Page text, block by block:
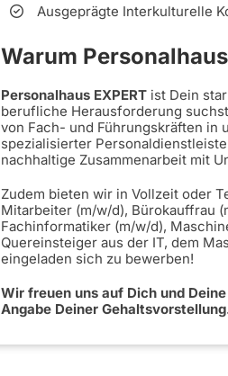
Ausgeprägte Interkulturelle
Warum
Personalhaus EXPERT ist Dein
berufliche Herausforderung
von Fach- und Führungskräften in
spezialisierter
nachhaltige Zusammenarbeit mit
Zudem bieten wir in Vollzeit oder
Mitarbeiter (m/w/d), Bürokauffrau
Fachinformatiker (m/w/d),
Quereinsteiger aus der IT, dem
eingeladen sich zu bewerben!
Wir freuen uns auf Dich und
Angabe Deiner